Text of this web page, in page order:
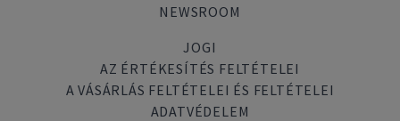
NEWSROOM
JOGI
AZ ÉRTÉKESÍTÉS FELTÉTELEI
A VÁSÁRLÁS FELTÉTELEI ÉS FELTÉTELEI
ADATVÉDELEM